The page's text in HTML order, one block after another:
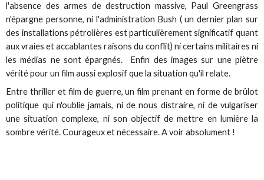
l'absence des armes de destruction massive, Paul Greengrass
n'épargne personne, ni l'administration Bush ( un dernier plan sur
des installations pétrolières est particulièrement significatif quant
aux vraies et accablantes raisons du conflit) ni certains militaires ni
les médias ne sont épargnés. Enfin des images sur une piètre
vérité pour un film aussi explosif que la situation qu'il relate.
Entre thriller et film de guerre, un film prenant en forme de brûlot
politique qui n'oublie jamais, ni de nous distraire, ni de vulgariser
une situation complexe, ni son objectif de mettre en lumière la
sombre vérité. Courageux et nécessaire. A voir absolument !